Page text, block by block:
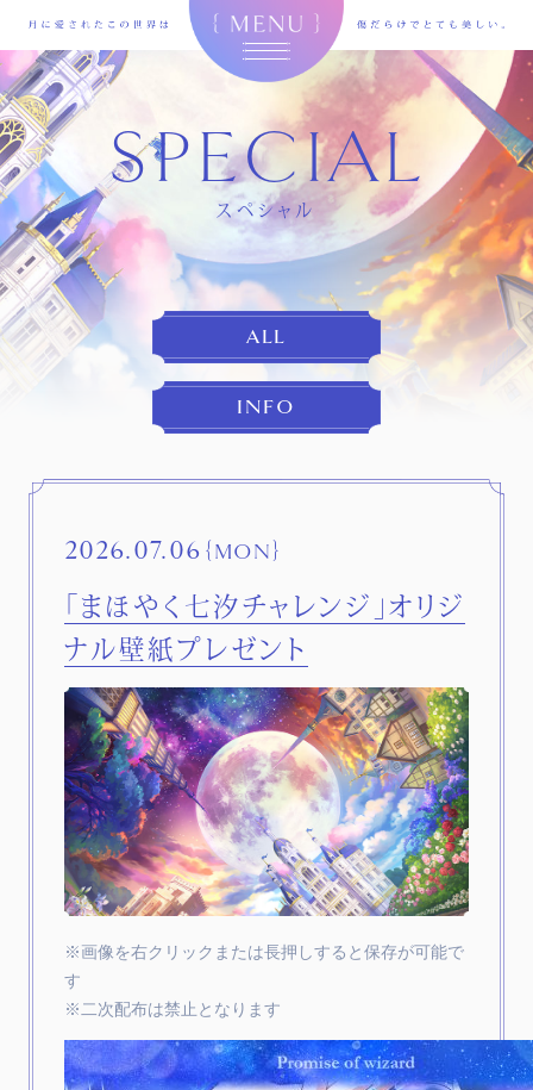
SPECIAL
スペシャル
ALL
INFO
2026.07.06 ｛MON｝
「まほやく七汐チャレンジ」オリジ
ナル壁紙プレゼント
※画像を右クリックまたは長押しすると保存が可能で
す
※二次配布は禁止となります